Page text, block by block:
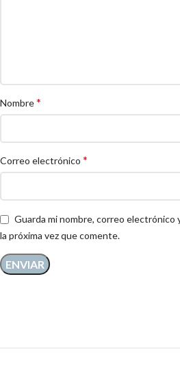
Nombre*
Correo electrónico *
Guarda mi nombre, correo electrónico
la próxima vez que comente.